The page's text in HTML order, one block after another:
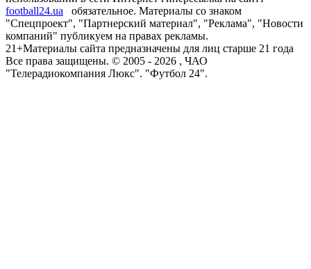
football24.ua
обязательное. Материалы со знаком
"Спецпроект", "Партнерский материал", "Реклама", "Новости
компаний" публикуем на правах рекламы.
21+Материалы сайта предназначены для лиц старше 21 года
Все права защищены. © 2005 - 2026 , ЧАО
"Телерадиокомпания Люкс". "Футбол 24".